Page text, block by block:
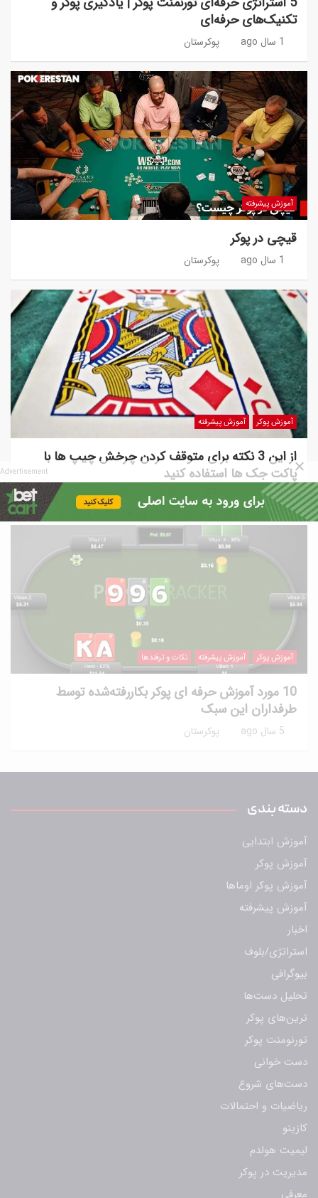
تکنیک‌های حرفه‌ای
1 سال ago پوکرستان
آموزش پیشرفته
قیچی در پوکر
1 سال ago پوکرستان
آموزش پوکر آموزش پیشرفته
از این 3 نکته برای متوقف کردن چرخش چیپ ها با
پاکت جک ها استفاده کنید
5 سال ago پوکرستان
آموزش پوکر آموزش پیشرفته نکات و ترفندها
10 مورد آموزش حرفه ای پوکر بکاررفته‌شده توسط
طرفداران این سبک
5 سال ago پوکرستان
دسته بندی
آموزش ابتدایی
آموزش پوکر
آموزش پوکر اوماها
آموزش پیشرفته
اخبار
استراتژی/بلوف
بیوگرافی
تحلیل دست‌ها
ترین‌های پوکر
تورنومنت پوکر
دست خوانی
دست‌های شروع
ریاضیات و احتمالات
کازینو
لیمیت هولدم
مدیریت در پوکر
معرفی
Advertisement